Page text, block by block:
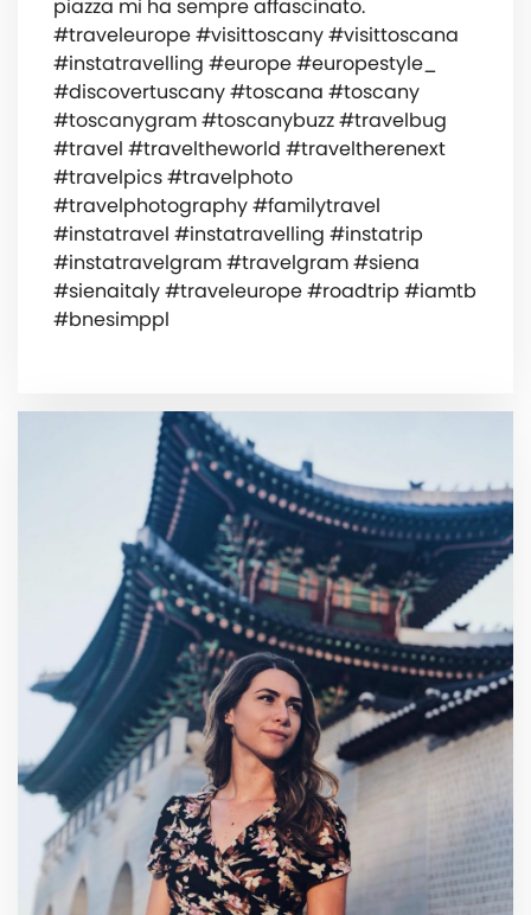
piazza mi ha sempre affascinato. ️
#traveleurope #visittoscany #visittoscana
#instatravelling #europe #europestyle_
#discovertuscany #toscana #toscany
#toscanygram #toscanybuzz #travelbug
#travel #traveltheworld #traveltherenext
#travelpics #travelphoto
#travelphotography #familytravel
#instatravel #instatravelling #instatrip
#instatravelgram #travelgram #siena
#sienaitaly #traveleurope #roadtrip #iamtb
#bnesimppl